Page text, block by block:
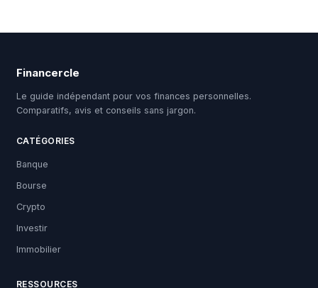
Financercle
Le guide indépendant pour vos finances personnelles.
Comparatifs, avis et conseils sans jargon.
CATÉGORIES
Banque
Bourse
Crypto
Investir
Immobilier
RESSOURCES